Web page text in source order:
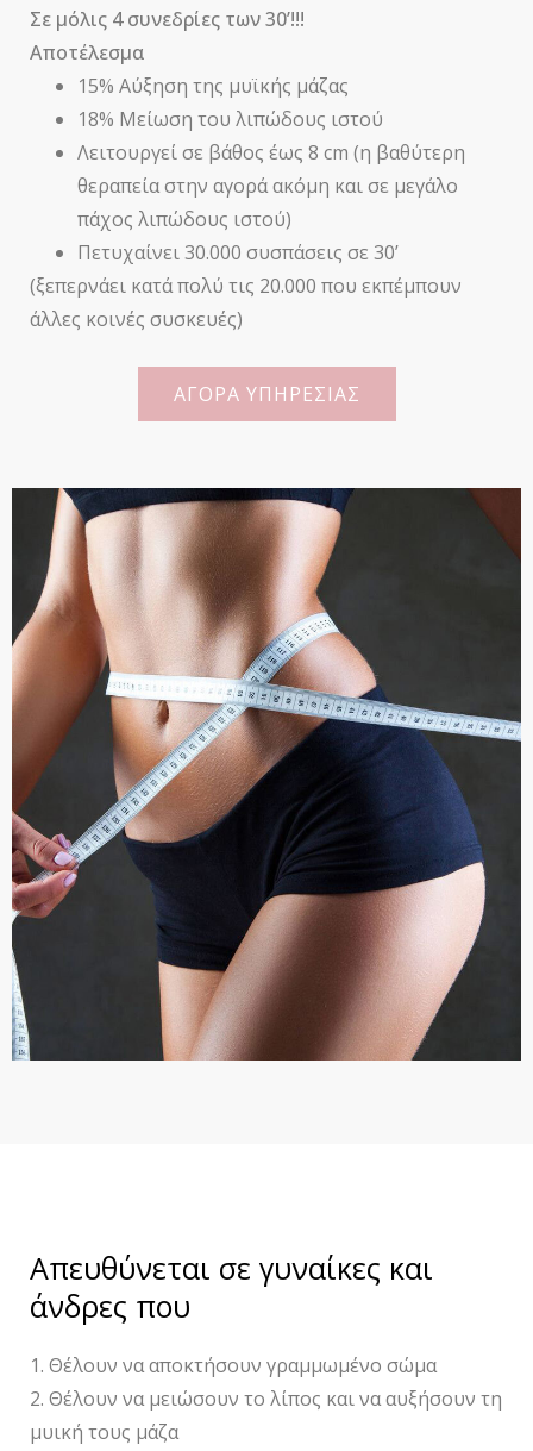
Σε μόλις 4 συνεδρίες των 30’!!!
Αποτέλεσμα
15% Αύξηση της μυϊκής μάζας
18% Μείωση του λιπώδους ιστού
Λειτουργεί σε βάθος έως 8 cm (η βαθύτερη
θεραπεία στην αγορά ακόμη και σε μεγάλο
πάχος λιπώδους ιστού)
Πετυχαίνει 30.000 συσπάσεις σε 30’
(ξεπερνάει κατά πολύ τις 20.000 που εκπέμπουν
άλλες κοινές συσκευές)
ΑΓΟΡΑ ΥΠΗΡΕΣΙΑΣ
Απευθύνεται σε γυναίκες και
άνδρες που
1. Θέλουν να αποκτήσουν γραμμωμένο σώμα
2. Θέλουν να μειώσουν το λίπος και να αυξήσουν τη
μυική τους μάζα